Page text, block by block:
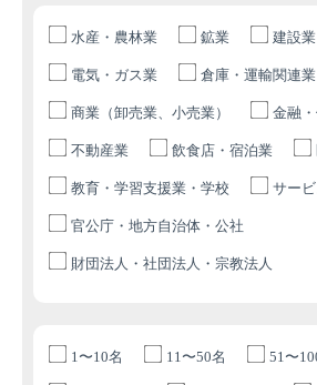
水産・農林業 鉱業 建設業
電気・ガス業 倉庫・運輸関連業
商業（卸売業、小売業） 金融
不動産業 飲食店・宿泊業
教育・学習支援業・学校 サー
官公庁・地方自治体・公社
財団法人・社団法人・宗教法人
1〜10名 11〜50名 51〜